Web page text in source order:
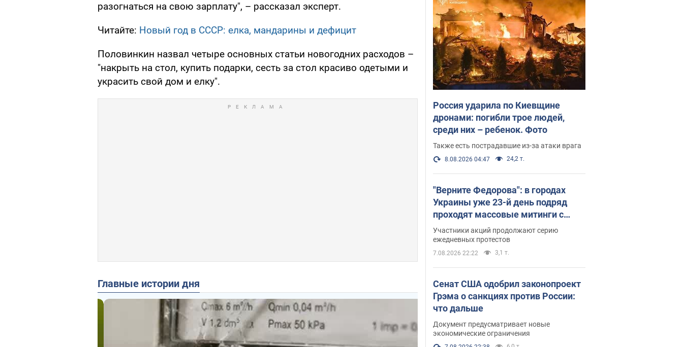
разогнаться на свою зарплату", – рассказал эксперт.
Читайте: Новый год в СССР: елка, мандарины и дефицит
Половинкин назвал четыре основных статьи новогодних расходов –
"накрыть на стол, купить подарки, сесть за стол красиво одетыми и
украсить свой дом и елку".
Главные истории дня
Россия ударила по Киевщине
дронами: погибли трое людей,
среди них – ребенок. Фото
Также есть пострадавшие из-за атаки врага
8.08.2026 04:47 24,2 т.
"Верните Федорова": в городах
Украины уже 23-й день подряд
проходят массовые митинги с
плакатами. Фото и видео
Участники акций продолжают серию
ежедневных протестов
7.08.2026 22:22 3,1 т.
Сенат США одобрил законопроект
Грэма о санкциях против России:
что дальше
Документ предусматривает новые
экономические ограничения